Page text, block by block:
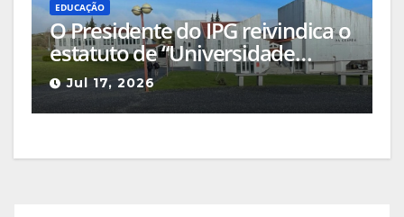
EDUCAÇÃO
O Presidente do IPG reivindica o
estatuto de “Universidade
Plena” para o Politécnico da
Guarda e exige igualdade
perante Leiria e Porto
Jul 17, 2026